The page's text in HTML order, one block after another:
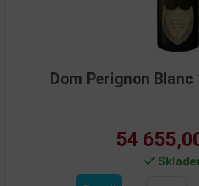
Dom Perignon
54